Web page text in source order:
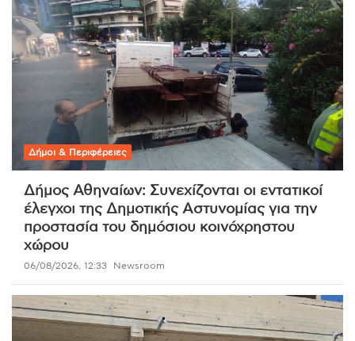
Δήμοι & Περιφέρειες
Δήμος Αθηναίων: Συνεχίζονται οι εντατικοί
έλεγχοι της Δημοτικής Αστυνομίας για την
προστασία του δημόσιου κοινόχρηστου
χώρου
06/08/2026, 12:33 Newsroom